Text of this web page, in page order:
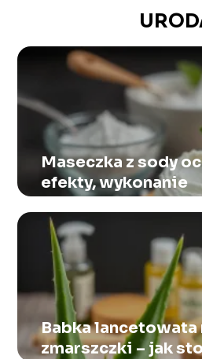
Maseczka z sody
efekty, wykonanie
Babka lancetowata
zmarszczki – jak